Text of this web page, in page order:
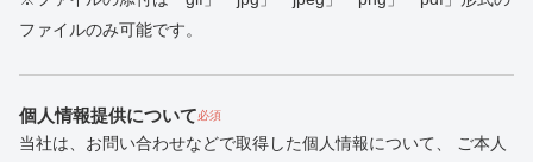
ファイルのみ可能です。
個人情報提供について必須
当社は、お問い合わせなどで取得した個人情報について、
ご本人